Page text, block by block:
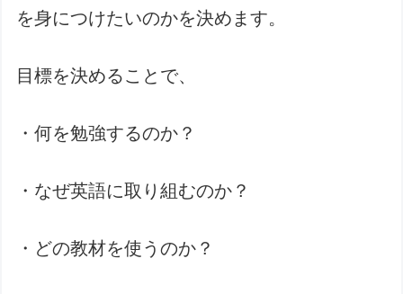
を身につけたいのかを決めます。
目標を決めることで、
・何を勉強するのか？
・なぜ英語に取り組むのか？
・どの教材を使うのか？